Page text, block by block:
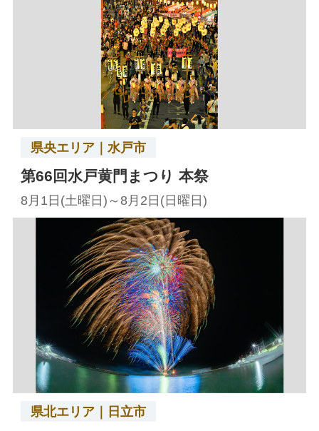
県央エリア｜水戸市
第66回水戸黄門まつり 本祭
8月1日(土曜日)～8月2日(日曜日)
県北エリア｜日立市